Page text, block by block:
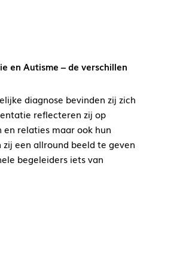
en Autisme – de verschillen
diagnose bevinden zij zich
reflecteren zij op
relaties maar ook hun
een allround beeld te geven
begeleiders iets van